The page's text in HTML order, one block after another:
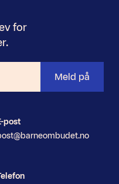
for
Meld på
post